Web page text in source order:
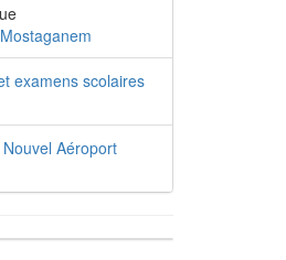
examens scolaires
Aéroport